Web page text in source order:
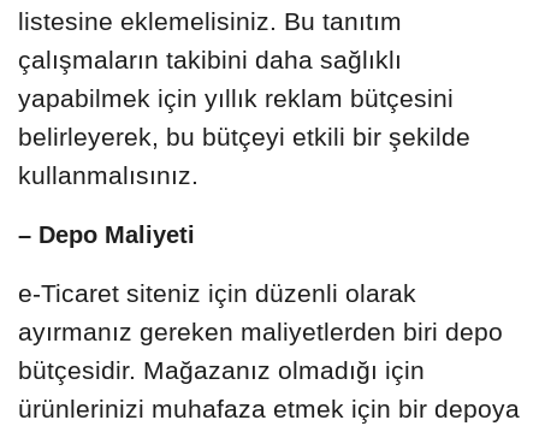
listesine eklemelisiniz. Bu tanıtım
çalışmaların takibini daha sağlıklı
yapabilmek için yıllık reklam bütçesini
belirleyerek, bu bütçeyi etkili bir şekilde
kullanmalısınız.
– Depo Maliyeti
e-Ticaret siteniz için düzenli olarak
ayırmanız gereken maliyetlerden biri depo
bütçesidir. Mağazanız olmadığı için
ürünlerinizi muhafaza etmek için bir depoya